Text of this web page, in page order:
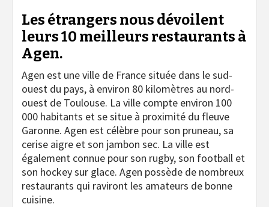
Les étrangers nous dévoilent
leurs 10 meilleurs restaurants à
Agen.
Agen est une ville de France située dans le sud-
ouest du pays, à environ 80 kilomètres au nord-
ouest de Toulouse. La ville compte environ 100
000 habitants et se situe à proximité du fleuve
Garonne. Agen est célèbre pour son pruneau, sa
cerise aigre et son jambon sec. La ville est
également connue pour son rugby, son football et
son hockey sur glace. Agen possède de nombreux
restaurants qui raviront les amateurs de bonne
cuisine.